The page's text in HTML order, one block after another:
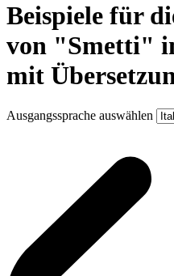
Beispiele für
von "Smetti"
mit
Ausgangssprache auswählen